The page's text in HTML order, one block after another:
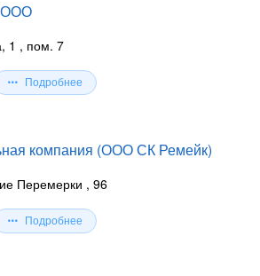
ООО
1 , пом. 7
Подробнее
компания (ООО СК Ремейк)
Перемерки , 96
Подробнее